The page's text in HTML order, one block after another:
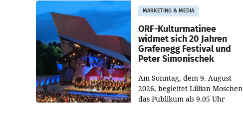
Getränkehersteller Vöslauer zu
deutlichen Absatzzuwächsen
geführt. Während
MARKETING & MEDIA
ORF-Kulturmatinee
widmet sich 20 Jahren
Grafenegg Festival und
Peter Simonischek
Am Sonntag, dem 9. August
2026, begleitet Lillian Moschen
das Publikum ab 9.05 Uhr